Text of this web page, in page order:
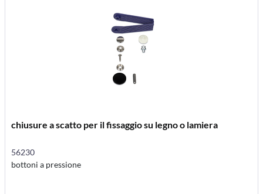
chiusure a scatto per il fissaggio su legno o lamiera
56230
bottoni a pressione